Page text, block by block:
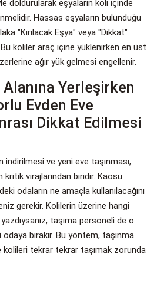
doldurularak eşyaların koli içinde
Hassas eşyaların bulunduğu
"Kırılacak Eşya" veya "Dikkat"
Bu koliler araç içine yüklenirken en üst
ağır yük gelmesi engellenir.
Yerleşirken
Evden Eve
Dikkat Edilmesi
indirilmesi ve yeni eve taşınması,
virajlarından biridir. Kaosu
odaların ne amaçla kullanılacağını
gerekir. Kolilerin üzerine hangi
taşıma personeli de o
bırakır. Bu yöntem, taşınma
kolileri tekrar tekrar taşımak zorunda